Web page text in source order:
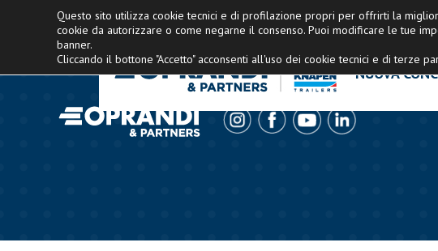
Concessionario esclusivo Knapen Italia
NUOVA
Questo sito utilizza cookie tecnici e di profilazione propri per offrirti la
cookie da autorizzare o come negarne il consenso. Puoi modificare le tue
banner.
Cliccando il bottone "Accetto" acconsenti all'uso dei cookie tecnici e di terze